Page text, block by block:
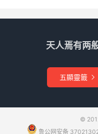
书，上闻九宸玉陛，祖
呈九霄合章上闻者。
空五寸篆符。
右章泄自太虚，流布三
天人焉有两
五顯靈籤 
©
鲁公网安备